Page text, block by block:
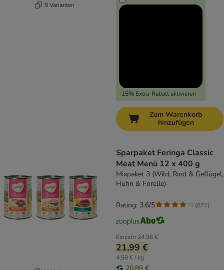
9 Varianten
-15% Extra-Rabatt aktivieren
Zum Warenkorb
hinzufügen
Sparpaket Feringa Classic
Meat Menü 12 x 400 g
Mixpaket 3 (Wild, Rind & Geflügel,
Huhn & Forelle)
Einzeln 24,98 €
21,99 €
4,58 € / kg
Rating: 3.6/5 (871)